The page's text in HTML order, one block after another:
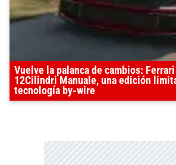
Vuelve la palanca de cambios:
12Cilindri Manuale, una edición
tecnología by-wire